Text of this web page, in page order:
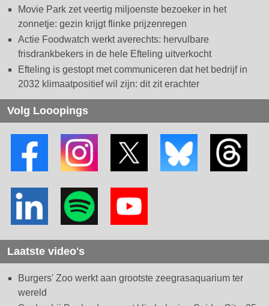
Movie Park zet veertig miljoenste bezoeker in het
zonnetje: gezin krijgt flinke prijzenregen
Actie Foodwatch werkt averechts: hervulbare
frisdrankbekers in de hele Efteling uitverkocht
Efteling is gestopt met communiceren dat het bedrijf in
2032 klimaatpositief wil zijn: dit zit erachter
Volg Looopings
Laatste video's
Burgers' Zoo werkt aan grootste zeegrasaquarium ter
wereld